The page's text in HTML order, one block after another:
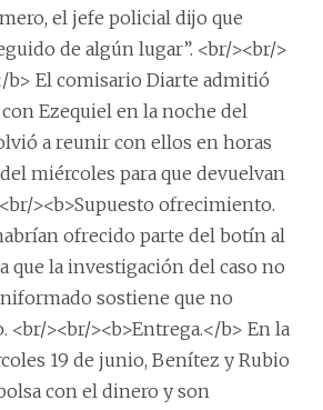
el jefe policial dijo que
de algún lugar”. <br/><br/>
b> El comisario Diarte admitió
Ezequiel en la noche del
a reunir con ellos en horas
miércoles para que devuelvan
><b>Supuesto ofrecimiento.
ofrecido parte del botín al
que la investigación del caso no
sostiene que no
<br/><br/><b>Entrega.</b> En la
19 de junio, Benítez y Rubio
con el dinero y son